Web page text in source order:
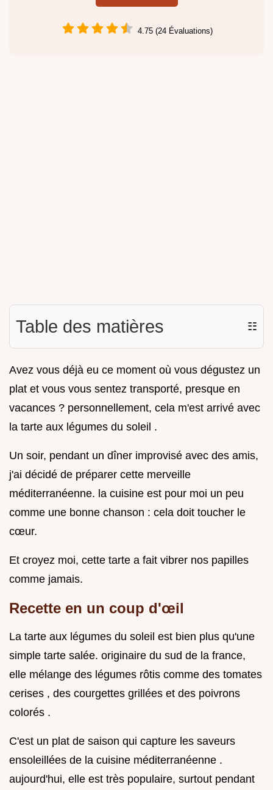
4.75 (24 Évaluations)
Table des matières ☷
Avez vous déjà eu ce moment où vous dégustez un
plat et vous vous sentez transporté, presque en
vacances ? personnellement, cela m'est arrivé avec
la tarte aux légumes du soleil .
Un soir, pendant un dîner improvisé avec des amis,
j'ai décidé de préparer cette merveille
méditerranéenne. la cuisine est pour moi un peu
comme une bonne chanson : cela doit toucher le
cœur.
Et croyez moi, cette tarte a fait vibrer nos papilles
comme jamais.
Recette en un coup d'œil
La tarte aux légumes du soleil est bien plus qu'une
simple tarte salée. originaire du sud de la france,
elle mélange des légumes rôtis comme des tomates
cerises , des courgettes grillées et des poivrons
colorés .
C'est un plat de saison qui capture les saveurs
ensoleillées de la cuisine méditerranéenne .
aujourd'hui, elle est très populaire, surtout pendant